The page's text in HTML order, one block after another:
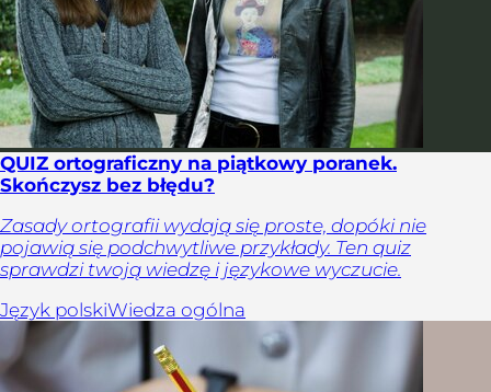
QUIZ ortograficzny na piątkowy poranek.
Skończysz bez błędu?
Zasady ortografii wydają się proste, dopóki nie
pojawią się podchwytliwe przykłady. Ten quiz
sprawdzi twoją wiedzę i językowe wyczucie.
Język polskiWiedza ogólna